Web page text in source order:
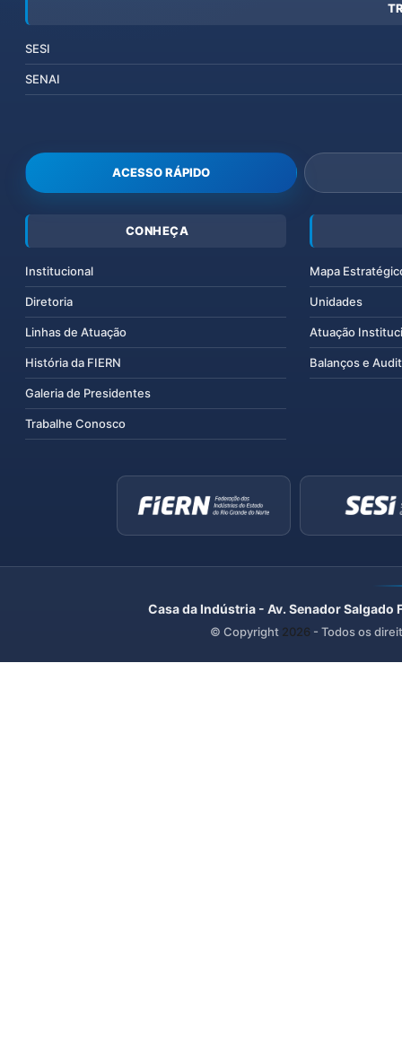
SESI
SENAI
ACESSO RÁPIDO
CONHEÇA
Institucional
Diretoria
Linhas de Atuação
História da FIERN
Galeria de Presidentes
Trabalhe Conosco
Mapa
Unidades
Atuação
Balanços e
Casa da Indústria - Av. Senador
© Copyright 2026 - Todos os